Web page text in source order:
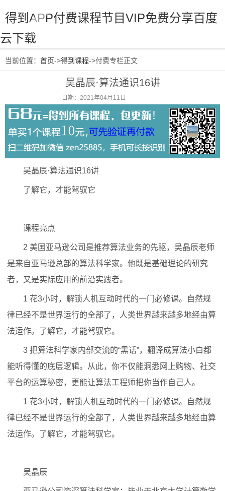
得到APP付费课程节目VIP免费分享百度
云下载
当前位置： 首页->得到课程->付费专栏正文
吴晶辰·算法通识16讲
日期：2021年04月11日
吴晶辰·算法通识16讲
了解它，才能驾驭它
课程亮点
2 美国亚马逊公司是推荐算法业务的先驱，吴晶辰老师
是来自亚马逊总部的算法科学家。他既是基础理论的研究
者，又是实际应用的前沿实践者。
1 花3小时，解锁人机互动时代的一门必修课。自然规
律已经不是世界运行的全部了，人类世界越来越多地经由算
法运作。了解它，才能驾驭它。
3 把算法科学家内部交流的“黑话”，翻译成算法小白都
能听得懂的底层逻辑。从此，你不仅能洞悉网上购物、社交
平台的运算秘密，更能让算法工程师把你当作自己人。
1 花3小时，解锁人机互动时代的一门必修课。自然规
律已经不是世界运行的全部了，人类世界越来越多地经由算
法运作。了解它，才能驾驭它。
吴晶辰